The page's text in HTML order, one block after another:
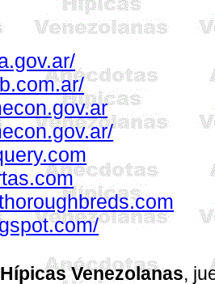
Venezolanas,